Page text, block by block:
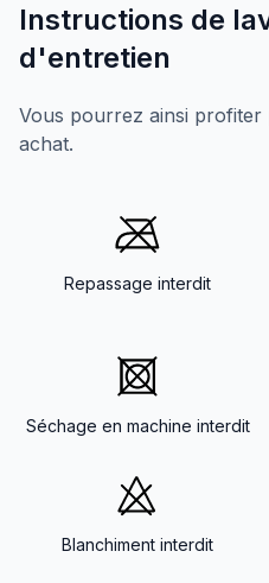
Instructions de
d'entretien
Vous pourrez ainsi
achat.
Repassage interdit
Séchage en machine interdit
Blanchiment interdit